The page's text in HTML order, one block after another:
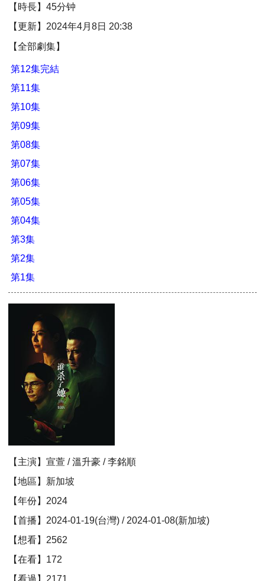
【時長】45分钟
【更新】2024年4月8日 20:38
【全部劇集】
第12集完結
第11集
第10集
第09集
第08集
第07集
第06集
第05集
第04集
第3集
第2集
第1集
【主演】宣萱 / 溫升豪 / 李銘順
【地區】新加坡
【年份】2024
【首播】2024-01-19(台灣) / 2024-01-08(新加坡)
【想看】2562
【在看】172
【看過】2171